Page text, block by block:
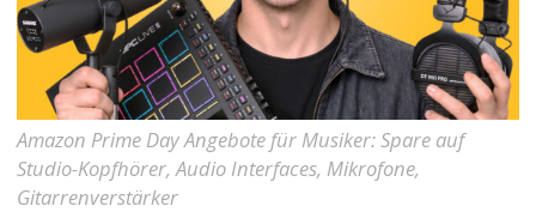
Amazon Prime Day Angebote für Musiker: Spare auf
Studio-Kopfhörer, Audio Interfaces, Mikrofone,
Gitarrenverstärker